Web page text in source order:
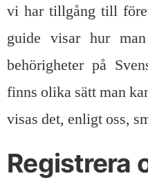
vi har tillgång till
guide visar hur
behörigheter på
finns olika sätt man
visas det, enligt oss,
Registrera